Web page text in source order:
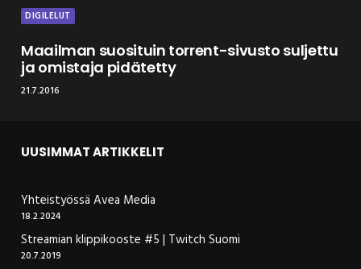
DIGILELUT
Maailman suosituin torrent-sivusto suljettu
ja omistaja pidätetty
21.7.2016
UUSIMMAT ARTIKKELIT
Yhteistyössä Avea Media
18.2.2024
Streamian klippikooste #5 | Twitch Suomi
20.7.2019